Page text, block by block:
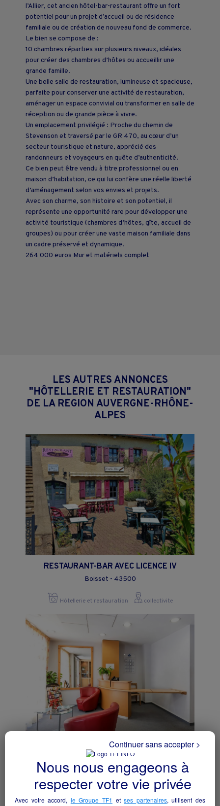
l’Allier, cet ancien hôtel-bar-restaurant offre un fort
potentiel pour un projet d’accueil ou de résidence
familiale ou de création de nouveau fond de commerce.
Le bien se compose de :
10 chambres réparties sur plusieurs niveaux, idéales
pour créer des chambres d’hôtes ou accueillir une
grande famille.
Une belle salle de restauration, lumineuse et spacieuse,
parfaite pour conserver une activité de restauration,
aménager un espace convivial ou transformer en salle de
réception ou de grande pièce à vivre.
Un emplacement privilégié : Proche du chemin de
Stevenson et traversé par le GR 470, au cœur d’un
secteur touristique et nature, apprécié des
randonneurs et voyageurs en quête d’authenticité.
Ce bien peut être vendu à titre professionnel ou en
maison d’habitation, ce qui lui confère une réelle liberté
d’aménagement selon vos envies et projets.
Avec son charme, son histoire et son potentiel, il
représente une opportunité rare pour développer une
activité touristique (chambres d’hôtes, gîte, accueil de
groupes) ou pour créer une vaste maison familiale dans
un cadre préservé et dynamique.
264 000 euros Mur et matériels complet
LES AUTRES ANNONCES
"HÔTELLERIE ET RESTAURATION"
DE LA REGION AUVERGNE-RHÔNE-
ALPES
RESTAURANT-BAR AVEC LICENCE IV
Boisset - 43500
Hôtellerie et restauration collectivite
Hotel restaurant
Yssingeaux - 43200
Hôtellerie et restauration particulier
Nous nous engageons à
respecter votre vie privée
Avec votre accord, le Groupe TF1 etses partenaires, utilisent des
Continuer sans accepter >